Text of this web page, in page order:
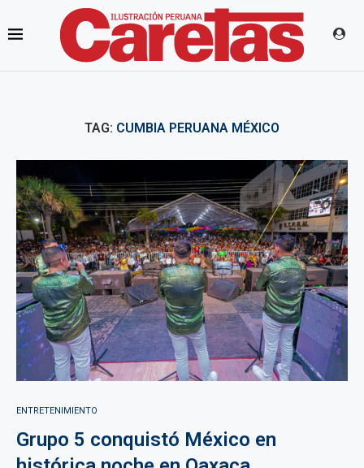
TAG: CUMBIA PERUANA MÉXICO
ENTRETENIMIENTO
Grupo 5 conquistó México en